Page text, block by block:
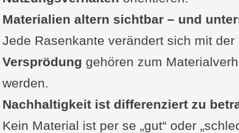
Materialien altern sichtbar – und
Jede Rasenkante verändert sich mit der
Versprödung gehören zum
werden.
Nachhaltigkeit ist differenziert zu
Kein Material ist per se „gut“ oder